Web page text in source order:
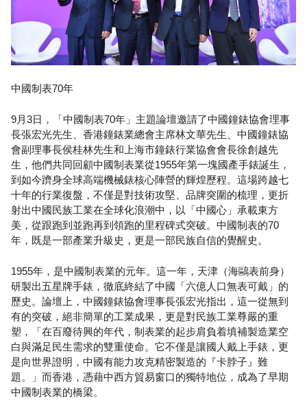
中國制表70年
9月3日，「中國制表70年」主題論壇邀請了中國鐘錶協會理事
長張宏光先生、香港鐘錶業總會主席林文華先生、中國鐘錶協
會副理事長侯桂林先生和上海市鐘錶行業協會會長徐創越先
生，他們共同回顧中國制表業從1955年第一塊國產手錶誕生，
到如今躋身全球高端機械錶核心陣營的輝煌歷程。這場跨越七
十年的行業復盤，不僅是對技術攻堅、品牌突圍的梳理，更折
射出中國民族工業在全球化浪潮中，以「中國心」承載東方
美，從跟跑到並跑再到領跑的里程碑式突破。中國制表的70
年，既是一部產業升級史，更是一部民族自信的覺醒史。
1955年，是中國制表業的元年。這一年，天津（海鷗表前身）
研製出五星牌手錶，徹底終結了中國「六億人口無表可戴」的
歷史。論壇上，中國鐘錶協會理事長張宏光指出，這一從無到
有的突破，絕非簡單的工業成果，更是對民族工業尊嚴的重
塑，「在百廢待興的年代，制表業的起步肩負着填補製造業空
白與滿足民生需求的雙重使命。它不僅是讓國人戴上手錶，更
是向世界證明，中國有能力攻克精密製造的『卡脖子』難
題。」而香港，憑藉中西方貿易窗口的獨特地位，成為了早期
中國制表業的橋梁。